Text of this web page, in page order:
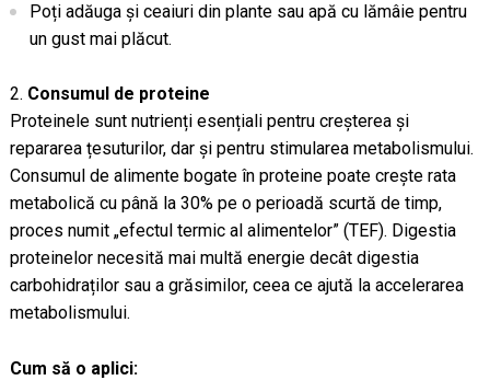
Poți adăuga și ceaiuri din plante sau apă cu lămâie pentru
un gust mai plăcut.
Consumul de proteine
Proteinele sunt nutrienți esențiali pentru creșterea și
repararea țesuturilor, dar și pentru stimularea metabolismului.
Consumul de alimente bogate în proteine poate crește rata
metabolică cu până la 30% pe o perioadă scurtă de timp,
proces numit „efectul termic al alimentelor” (TEF). Digestia
proteinelor necesită mai multă energie decât digestia
carbohidraților sau a grăsimilor, ceea ce ajută la accelerarea
metabolismului.
Cum să o aplici: